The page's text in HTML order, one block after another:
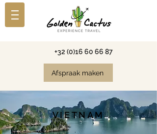
+32 (0)16 60 66 87
Afspraak maken
VIETNAM